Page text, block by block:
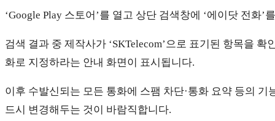
‘Google Play 스토어’를 열고 상단 검색창에 ‘에이닷 전화
검색 결과 중 제작사가 ‘SKTelecom’으로 표기된 항목을
화로 지정하라는 안내 화면이 표시됩니다.
이후 수발신되는 모든 통화에 스팸 차단·통화 요약 등의
드시 변경해두는 것이 바람직합니다.